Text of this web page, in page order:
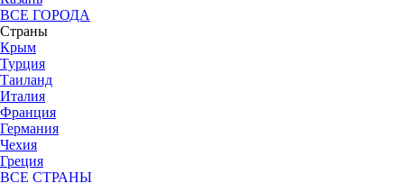
ВСЕ ГОРОДА
Страны
Крым
Турция
Таиланд
Италия
Франция
Германия
Чехия
Греция
ВСЕ СТРАНЫ